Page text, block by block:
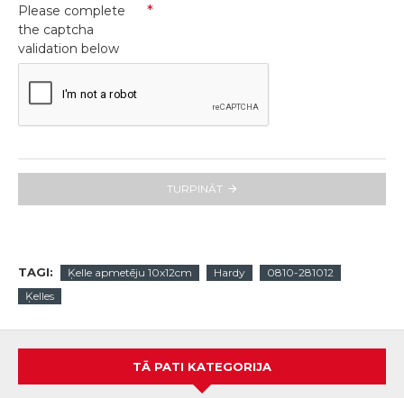
Please complete
the captcha
validation below
TURPINĀT
TAGI: Ķelle apmetēju 10x12cm Hardy
0810-281012
Ķelles
TĀ PATI KATEGORIJA